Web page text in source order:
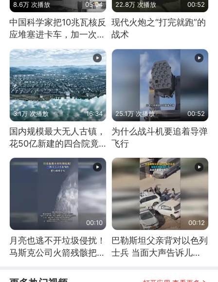
8.6万 次播放 05:04
中国科学家把10兆瓦核反
应堆塞进卡车，加一次燃
22.8万 次播放 00:52
现代火炮之“打完就跑”的
战术
3.1万 次播放 16:34
国内规模最大无人古镇，
花50亿新建的四合院竟
没人住，发生了啥
25.1万 次播放 00:52
为什么战斗机要追着导弹
飞行
00:10
月亮也逃不开垃圾侵扰！
马斯克公司火箭残骸把月
00:12
巴勒斯坦父亲背对以色列
士兵 当面大声告诉儿